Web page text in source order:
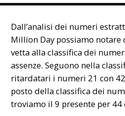
Dall’analisi dei numeri
Million Day possiamo notare
vetta alla classifica dei
assenze. Seguono nella
ritardatari i numeri 21 con
posto della classifica dei
troviamo il 9 presente per 44